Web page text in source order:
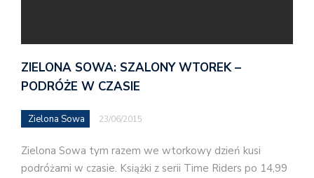
ZIELONA SOWA: SZALONY WTOREK –
PODRÓŻE W CZASIE
Zielona Sowa 23/06/2015
Zielona Sowa tym razem we wtorkowy dzień kusi
podróżami w czasie. Książki z serii Time Riders po 14,99